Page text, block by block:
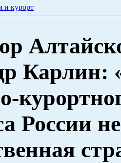
и курорт
Карлин:
России